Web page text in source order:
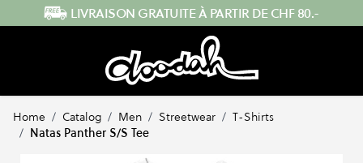
Skip to Content ENVOI RAPIDE DEPUIS LA SUISSE
Home / Catalog / Men / Streetwear / T-Shirts
/ Natas Panther S/S Tee